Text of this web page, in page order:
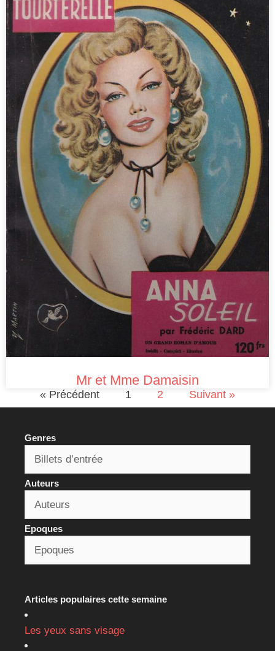
Mr et Mme Damaisin
« Précédent 1 2 Suivant »
Genres
Auteurs
Epoques
Articles populaires cette semaine
Les yeux sans visage